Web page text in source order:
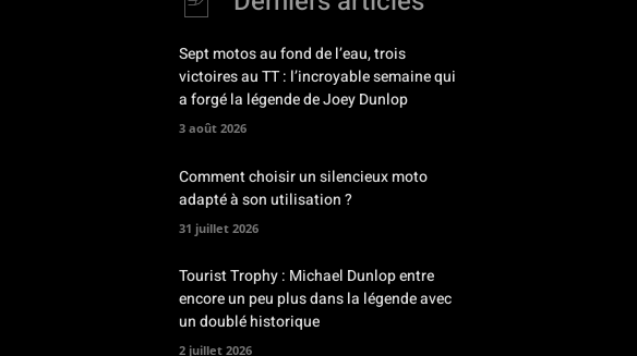
Sept motos au fond de l’eau, trois
victoires au TT : l’incroyable semaine qui
a forgé la légende de Joey Dunlop
3 août 2026
Comment choisir un silencieux moto
adapté à son utilisation ?
31 juillet 2026
Tourist Trophy : Michael Dunlop entre
encore un peu plus dans la légende avec
un doublé historique
2 juillet 2026